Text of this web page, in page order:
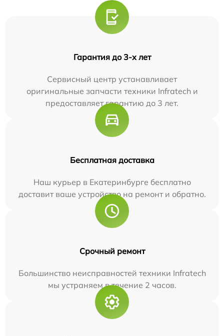
Гарантия до 3-х лет
Сервисный центр устанавливает
оригинальные запчасти техники Infratech и
предоставляет гарантию до 3 лет.
Бесплатная доставка
Наш курьер в Екатеринбурге бесплатно
доставит ваше устройство на ремонт и обратно.
Срочный ремонт
Большинство неисправностей техники Infratech
мы устраняем в течение 2 часов.